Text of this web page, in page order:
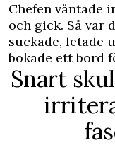
Chefen väntade
och gick. Så var
suckade, letade
bokade ett bord
Snart